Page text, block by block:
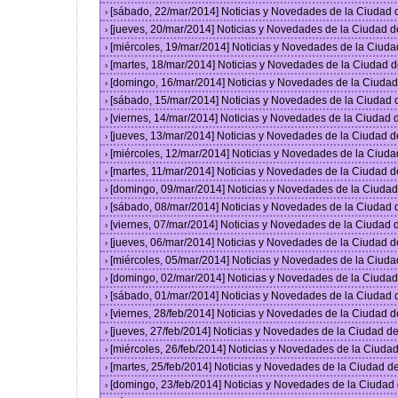
› [sábado, 22/mar/2014] Noticias y Novedades de la Ciudad
› [jueves, 20/mar/2014] Noticias y Novedades de la Ciudad
› [miércoles, 19/mar/2014] Noticias y Novedades de la
› [martes, 18/mar/2014] Noticias y Novedades de la Ciudad
› [domingo, 16/mar/2014] Noticias y Novedades de la
› [sábado, 15/mar/2014] Noticias y Novedades de la Ciudad
› [viernes, 14/mar/2014] Noticias y Novedades de la Ciudad
› [jueves, 13/mar/2014] Noticias y Novedades de la Ciudad
› [miércoles, 12/mar/2014] Noticias y Novedades de la
› [martes, 11/mar/2014] Noticias y Novedades de la Ciudad
› [domingo, 09/mar/2014] Noticias y Novedades de la
› [sábado, 08/mar/2014] Noticias y Novedades de la Ciudad
› [viernes, 07/mar/2014] Noticias y Novedades de la Ciudad
› [jueves, 06/mar/2014] Noticias y Novedades de la Ciudad
› [miércoles, 05/mar/2014] Noticias y Novedades de la
› [domingo, 02/mar/2014] Noticias y Novedades de la
› [sábado, 01/mar/2014] Noticias y Novedades de la Ciudad
› [viernes, 28/feb/2014] Noticias y Novedades de la Ciudad
› [jueves, 27/feb/2014] Noticias y Novedades de la Ciudad
› [miércoles, 26/feb/2014] Noticias y Novedades de la
› [martes, 25/feb/2014] Noticias y Novedades de la Ciudad
› [domingo, 23/feb/2014] Noticias y Novedades de la